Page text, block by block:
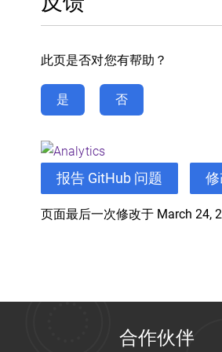
此页是否对您有帮助？
是 否
报告 GitHub 问题
页面最后一次修改于 March 24,
合作伙伴